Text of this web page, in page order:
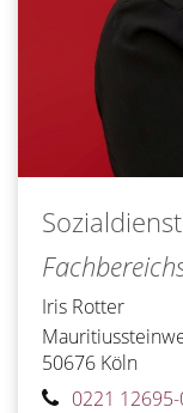
Iris Rotter
50676 Köln
0221